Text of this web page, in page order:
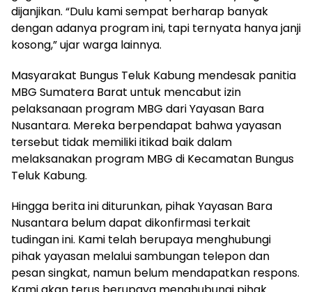
dijanjikan. “Dulu kami sempat berharap banyak
dengan adanya program ini, tapi ternyata hanya janji
kosong,” ujar warga lainnya.
Masyarakat Bungus Teluk Kabung mendesak panitia
MBG Sumatera Barat untuk mencabut izin
pelaksanaan program MBG dari Yayasan Bara
Nusantara. Mereka berpendapat bahwa yayasan
tersebut tidak memiliki itikad baik dalam
melaksanakan program MBG di Kecamatan Bungus
Teluk Kabung.
Hingga berita ini diturunkan, pihak Yayasan Bara
Nusantara belum dapat dikonfirmasi terkait
tudingan ini. Kami telah berupaya menghubungi
pihak yayasan melalui sambungan telepon dan
pesan singkat, namun belum mendapatkan respons.